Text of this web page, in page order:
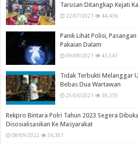
Tarusan Ditangkap Kejati
22/07/2021 44,436
Panik Lihat Polisi,
Pakaian Dalam
09/08/2021 41,541
Tidak Terbukti Melanggar
Bebas Dua Wartawan
25/06/2021 39,335
Rekpro Bintara Polri Tahun 2023 Segera
Disosialisasikan Ke Masyarakat
08/09/2022 36,301